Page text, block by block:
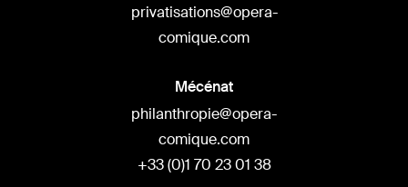
privatisations@opera-
comique.com
Mécénat
philanthropie@opera-
comique.com
+33 (0)1 70 23 01 38